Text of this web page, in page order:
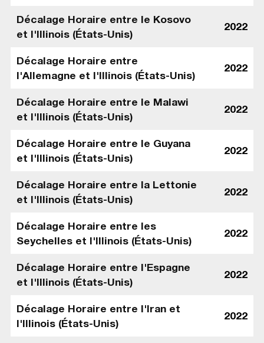
Décalage Horaire entre le Kosovo
et l'Illinois (États-Unis)
2022
Décalage Horaire entre
l'Allemagne et l'Illinois (États-Unis)
2022
Décalage Horaire entre le Malawi
et l'Illinois (États-Unis)
2022
Décalage Horaire entre le Guyana
et l'Illinois (États-Unis)
2022
Décalage Horaire entre la Lettonie
et l'Illinois (États-Unis)
2022
Décalage Horaire entre les
Seychelles et l'Illinois (États-Unis)
2022
Décalage Horaire entre l'Espagne
et l'Illinois (États-Unis)
2022
Décalage Horaire entre l'Iran et
l'Illinois (États-Unis)
2022